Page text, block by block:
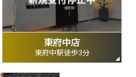
東府中店
東府中駅徒歩3分